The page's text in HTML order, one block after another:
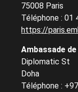
75008 Paris
Téléphone : 01
https://
Ambassade
Diplomatic St
Doha
Téléphone :